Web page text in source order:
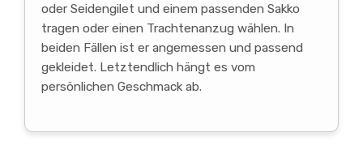
oder Seidengilet und einem passenden Sakko
tragen oder einen Trachtenanzug wählen. In
beiden Fällen ist er angemessen und passend
gekleidet. Letztendlich hängt es vom
persönlichen Geschmack ab.